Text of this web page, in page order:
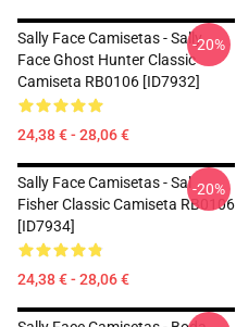
Sally Face Camisetas - Sally
Face Ghost Hunter Classic
Camiseta RB0106 [ID7932]
24,38 € - 28,06 €
-20%
Sally Face Camisetas - Sal
Fisher Classic Camiseta RB0106
[ID7934]
24,38 € - 28,06 €
-20%